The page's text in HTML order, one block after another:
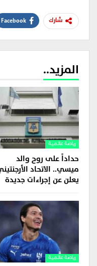
شارك Facebook
المزيد..
رياضة عالمية
حداداً على روح والد
ميسي.. الاتحاد الأرجنتيني
يعلن عن إجراءات جديدة
رياضة عالمية